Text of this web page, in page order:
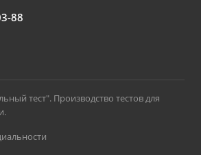
88
тест". Производство тестов для